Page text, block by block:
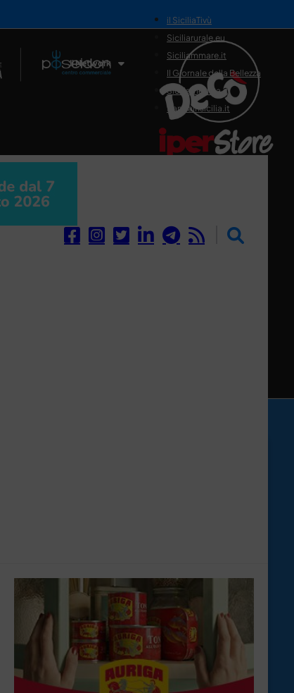
Il Network
il SiciliaTivù
Siciliarurale.eu
Siciliammare.it
Il Giornale della Bellezza
Siciliamedica.it
Sanitainsicilia.it